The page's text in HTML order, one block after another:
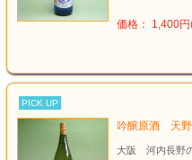
価格： 1,400
PICK UP
吟醸原酒 天野
大阪 河内長野